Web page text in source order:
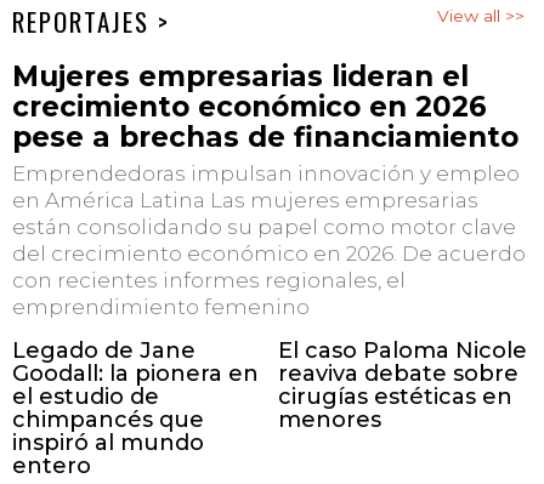
REPORTAJES > View all >>
Mujeres empresarias lideran el
crecimiento económico en 2026
pese a brechas de financiamiento
Emprendedoras impulsan innovación y empleo
en América Latina Las mujeres empresarias
están consolidando su papel como motor clave
del crecimiento económico en 2026. De acuerdo
con recientes informes regionales, el
emprendimiento femenino
Legado de Jane
Goodall: la pionera en
el estudio de
chimpancés que
inspiró al mundo
entero
El caso Paloma Nicole
reaviva debate sobre
cirugías estéticas en
menores